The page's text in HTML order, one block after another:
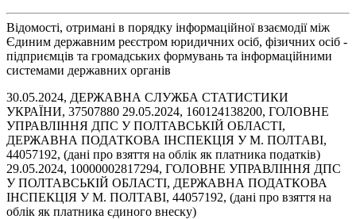
Відомості, отримані в порядку інформаційної взаємодії між
Єдиним державним реєстром юридичних осіб, фізичних осіб -
підприємців та громадських формувань та інформаційними
системами державних органів
30.05.2024, ДЕРЖАВНА СЛУЖБА СТАТИСТИКИ
УКРАЇНИ, 37507880 29.05.2024, 160124138200, ГОЛОВНЕ
УПРАВЛІННЯ ДПС У ПОЛТАВСЬКІЙ ОБЛАСТІ,
ДЕРЖАВНА ПОДАТКОВА ІНСПЕКЦІЯ У М. ПОЛТАВІ,
44057192, (дані про взяття на облік як платника податків)
29.05.2024, 10000002817294, ГОЛОВНЕ УПРАВЛІННЯ ДПС
У ПОЛТАВСЬКІЙ ОБЛАСТІ, ДЕРЖАВНА ПОДАТКОВА
ІНСПЕКЦІЯ У М. ПОЛТАВІ, 44057192, (дані про взяття на
облік як платника єдиного внеску)